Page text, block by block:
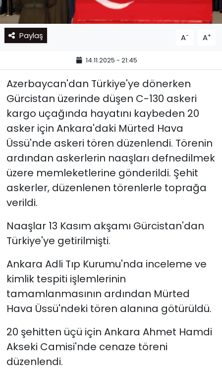
Paylaş A- A+
14.11.2025 - 21:45
Azerbaycan'dan Türkiye'ye dönerken
Gürcistan üzerinde düşen C-130 askeri
kargo uçağında hayatını kaybeden 20
asker için Ankara'daki Mürted Hava
Üssü'nde askeri tören düzenlendi. Törenin
ardından askerlerin naaşları defnedilmek
üzere memleketlerine gönderildi. Şehit
askerler, düzenlenen törenlerle toprağa
verildi.
Naaşlar 13 Kasım akşamı Gürcistan'dan
Türkiye'ye getirilmişti.
Ankara Adli Tıp Kurumu'nda inceleme ve
kimlik tespiti işlemlerinin
tamamlanmasının ardından Mürted
Hava Üssü'ndeki tören alanına götürüldü.
20 şehitten üçü için Ankara Ahmet Hamdi
Akseki Camisi'nde cenaze töreni
düzenlendi.